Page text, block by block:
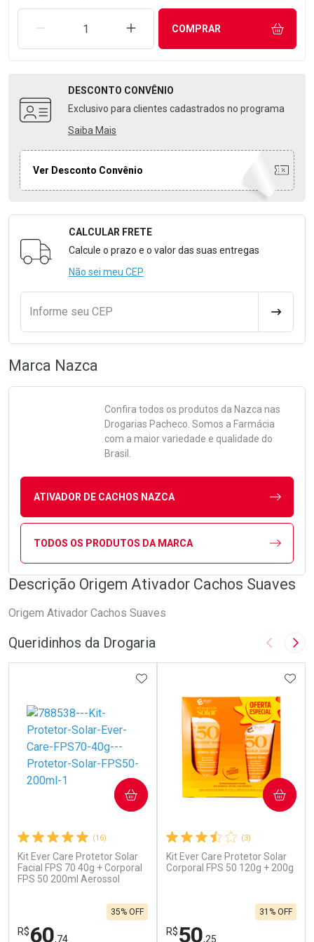
REMOVER UMA UNIDADEAUMENTAR UMA UNIDADE
COMPRAR
DESCONTO CONVÊNIO
Exclusivo para clientes cadastrados no programa
Saiba Mais
Ver Desconto Convênio
Formulário para Calcular o Frete
CALCULAR FRETE
Calcule o prazo e o valor das suas entregas
Não sei meu CEP
Informe seu CEP
Marca Nazca
Confira todos os produtos da Nazca nas
Drogarias Pacheco. Somos a Farmácia
com a maior variedade e qualidade do
Brasil.
ATIVADOR DE CACHOS NAZCA
TODOS OS PRODUTOS DA MARCA
Descrição Origem Ativador Cachos Suaves
Origem Ativador Cachos Suaves
Queridinhos da Drogaria Imagem
(16)
Kit Ever Care Protetor Solar
Facial FPS 70 40g + Corporal
FPS 50 200ml Aerossol
R$60,74
35% OFF
ADICIONAR AOS FAVORITOS
COMPRAR
(3)
Kit Ever Care Protetor Solar
Corporal FPS 50 120g + 200g
R$50,25
31% OFF
COMPRAR